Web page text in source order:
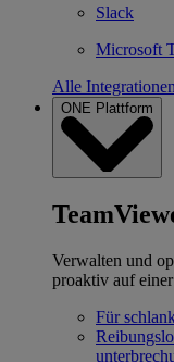
Slack
Microsoft
Alle
ONE Plattform
Verwalten und
proaktiv auf
Für